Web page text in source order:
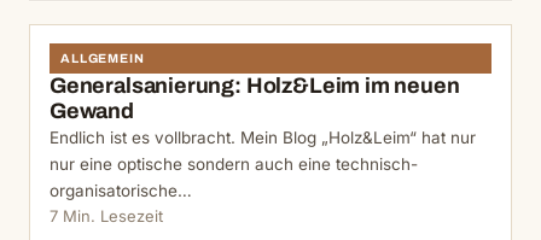
ALLGEMEIN
Generalsanierung: Holz&Leim im neuen
Gewand
Endlich ist es vollbracht. Mein Blog „Holz&Leim“ hat nur
nur eine optische sondern auch eine technisch-
organisatorische…
7 Min. Lesezeit